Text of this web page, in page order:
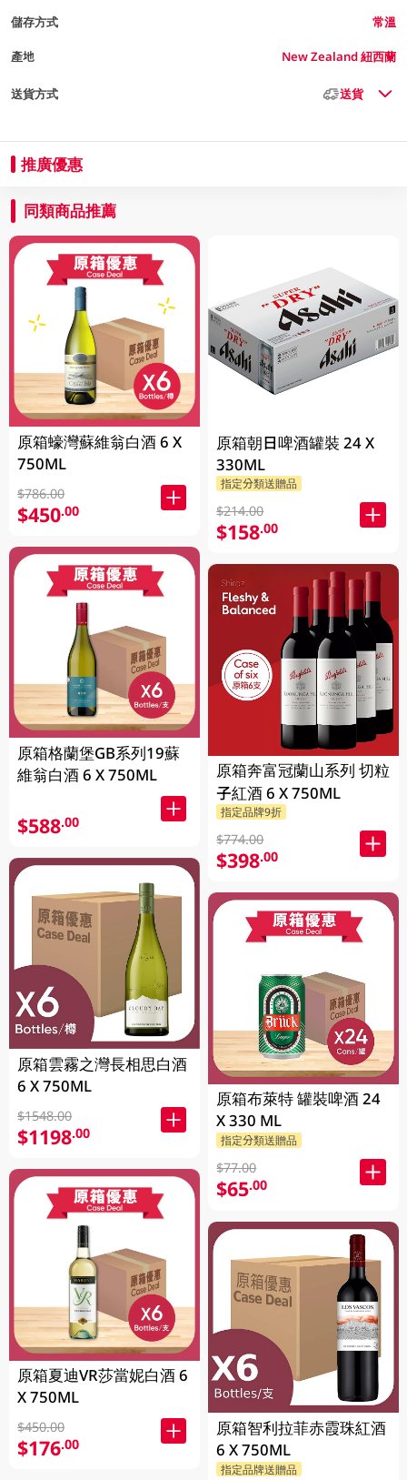
儲存方式 常溫
產地 New Zealand 紐西蘭
送貨方式 送貨
推廣優惠
同類商品推薦
原箱蠔灣蘇維翁白酒 6 X
750ML
$786.00
$450.00
原箱格蘭堡GB系列19蘇
維翁白酒 6 X 750ML
$588.00
原箱雲霧之灣長相思白酒
6 X 750ML
$1548.00
$1198.00
原箱夏迪VR莎當妮白酒 6
X 750ML
$450.00
$176.00
原箱朝日啤酒罐裝 24 X
330ML
指定分類送贈品
$214.00
$158.00
原箱奔富冠蘭山系列 切粒
子紅酒 6 X 750ML
指定品牌9折
$774.00
$398.00
原箱布萊特 罐裝啤酒 24
X 330 ML
指定分類送贈品
$77.00
$65.00
原箱智利拉菲赤霞珠紅酒
6 X 750ML
指定品牌送贈品